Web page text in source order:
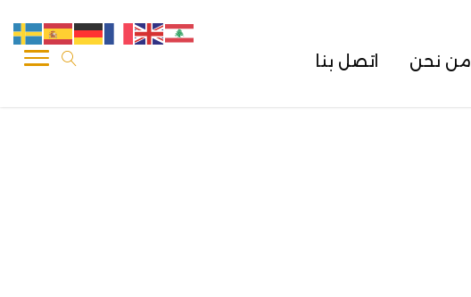
من نحن اتصل بنا